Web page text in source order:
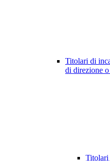
Titolari di
di direzione
Titolari